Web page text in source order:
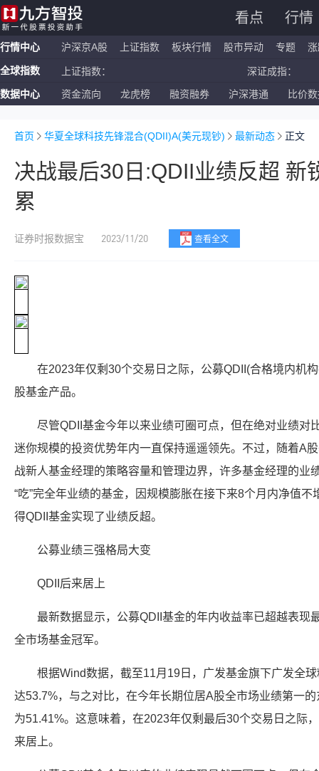
看点 行情
行情中心 沪深京A股 上证指数 板块行情 股市异动 专题
全球指数 上证指数： 深证成指：
恒生指数： 国企指数：
数据中心 资金流向 龙虎榜 融资融券 沪深港通 比价
首页 华夏全球科技先锋混合(QDII)A(美元现钞) 最新动态 正文
决战最后30日:QDII业绩反超 新
累
证券时报数据宝 2023/11/20 查看全文
在2023年仅剩30个交易日之际，公募QDII(合格境内机
股基金产品。
尽管QDII基金今年以来业绩可圈可点，但在绝对业绩对
迷你规模的投资优势年内一直保持遥遥领先。不过，随着A
战新人基金经理的策略容量和管理边界，许多基金经理的业
“吃”完全年业绩的基金，因规模膨胀在接下来8个月内净值
得QDII基金实现了业绩反超。
公募业绩三强格局大变
QDII后来居上
最新数据显示，公募QDII基金的年内收益率已超越表现
全市场基金冠军。
根据Wind数据，截至11月19日，广发基金旗下广发全
达53.7%，与之对比，在今年长期位居A股全市场业绩第一
为51.41%。这意味着，在2023年仅剩最后30个交易日之际
来居上。